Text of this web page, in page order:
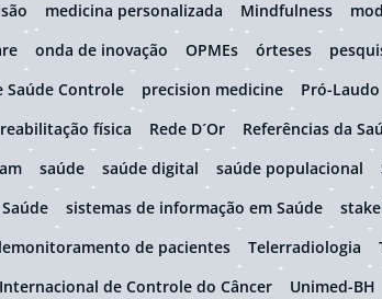
medicina personalizada Mindfulness
onda de inovação OPMEs órteses
Controle
precision medicine Pró-Laudo
reabilitação física Rede D´Or Referências da
saúde saúde digital saúde populacional
sistemas de informação em Saúde
de pacientes Telerradiologia
de Controle do Câncer Unimed-BH